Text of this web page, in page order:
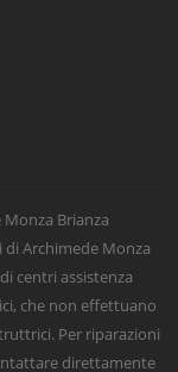
Brianza
Archimede Monza
centri assistenza
che non effettuano
Per riparazioni
direttamente